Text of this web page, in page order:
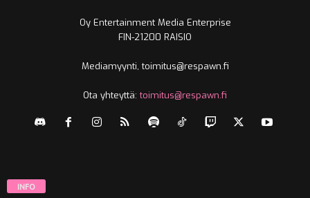
Oy Entertainment Media Enterprise
FIN-21200 RAISIO
Mediamyynti, toimitus@respawn.fi
Ota yhteyttä:toimitus@respawn.fi
INFO